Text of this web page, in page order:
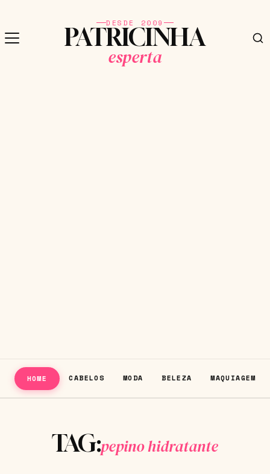
DESDE 2009
PATRICINHA
esperta
HOME CABELOS MODA BELEZA MAQUIAGEM
TAG:pepino hidratante